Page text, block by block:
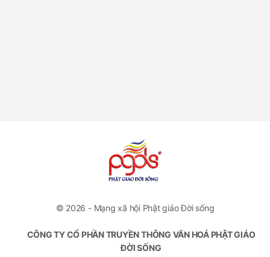
© 2026 - Mạng xã hội Phật giáo Đời sống
CÔNG TY CỔ PHẦN TRUYỀN THÔNG VĂN HOÁ PHẬT GIÁO
ĐỜI SỐNG